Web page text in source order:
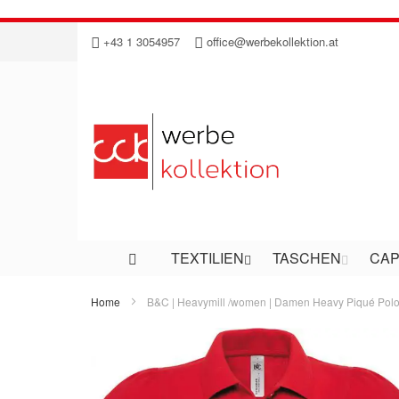
Direkt
Inhalt
+43 1 3054957 office@werbekollektion.at
TEXTILIEN TASCHEN
Home B&C | Heavymill /women | Damen Heavy Piqué Polo
Bildergalerie